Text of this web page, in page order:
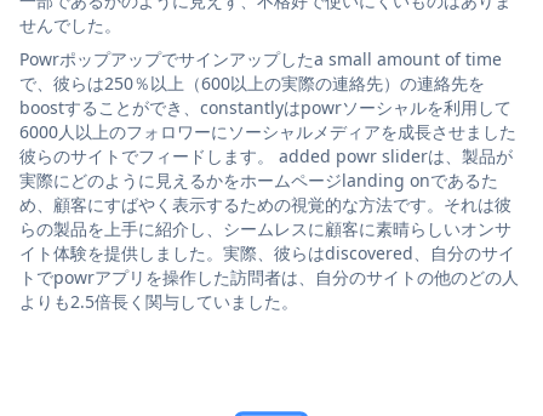
せんでした。
Powrポップアップでサインアップしたa small amount of time
で、彼らは250％以上（600以上の実際の連絡先）の連絡先を
boostすることができ、constantlyはpowrソーシャルを利用して
6000人以上のフォロワーにソーシャルメディアを成長させました
彼らのサイトでフィードします。 added powr sliderは、製品が
実際にどのように見えるかをホームページlanding onであるた
め、顧客にすばやく表示するための視覚的な方法です。それは彼
らの製品を上手に紹介し、シームレスに顧客に素晴らしいオンサ
イト体験を提供しました。実際、彼らはdiscovered、自分のサイ
トでpowrアプリを操作した訪問者は、自分のサイトの他のどの人
よりも2.5倍長く関与していました。